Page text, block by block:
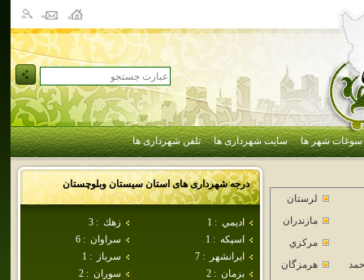
سوغات شهر ها سایت شهرداری ها تلفن شهرداری ها
درجه شهرداری های استانسيستان وبلوچستان
اديمي :
1 زهك :
3
اسپكه :
1 سراوان :
6
ايرانشهر
:
7 سرباز :
1
بزمان :
2 سوران :
2
لرستان
مازندران
مركزي
هرمزگان